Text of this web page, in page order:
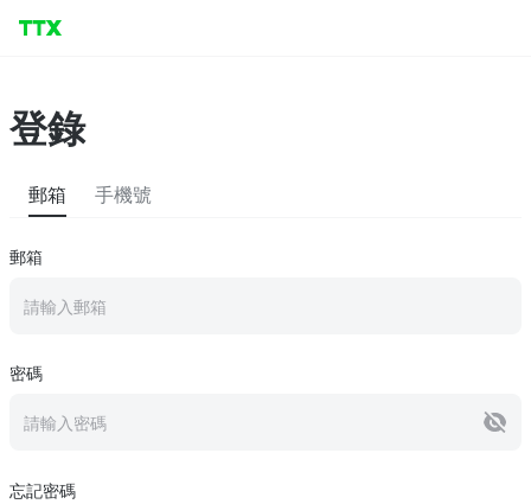
登錄
郵箱 手機號
郵箱
請輸入郵箱
密碼
請輸入密碼
忘記密碼